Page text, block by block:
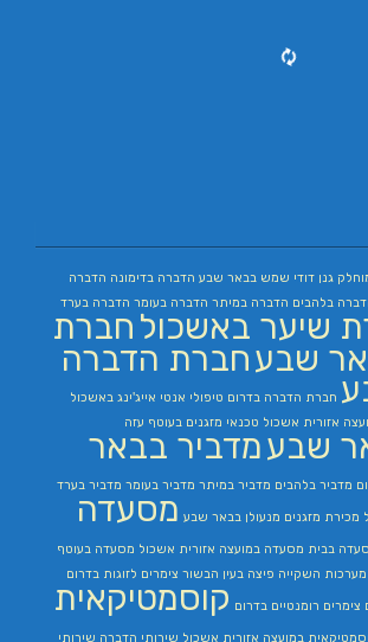
גנן דודי שמש בבאר שבע הדברה בדימונה הדברה
בלהבים הדברה במיתר הדברה בעומר הדברה בערד
שיער באשכול חברת
שבעחברת הדברה
חברת הדברה בדרום טיפולי אנטי אייג'ינג באשכול
אזורית אשכול טכנאי מזגנים בעוטף עזה
שבעמדביר בבאר
מדביר בלהבים מדביר במיתר מדביר בעומר מדביר בערד
מכירת מזגנים מנעולן בבאר שבע מסעדה
בבית מסעדה במועצה אזורית אשכול מסעדה בעוטף
מערכות השקייה פיצה בעין הבשור צימרים לזוגות בדרום
צימרים רומנטיים בדרום קוסמטיקאית
במועצה אזורית אשכול שירותי הדברה שירותי